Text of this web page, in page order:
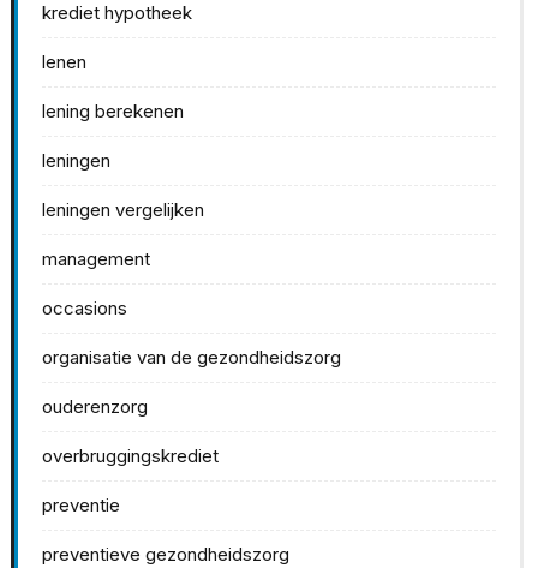
krediet hypotheek
lenen
lening berekenen
leningen
leningen vergelijken
management
occasions
organisatie van de gezondheidszorg
ouderenzorg
overbruggingskrediet
preventie
preventieve gezondheidszorg